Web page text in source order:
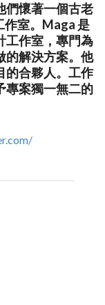
們懷著一個古老
作室。Maga 是
工作室，專門為
的解決方案。他
的合夥人。工作
專案獨一無二的